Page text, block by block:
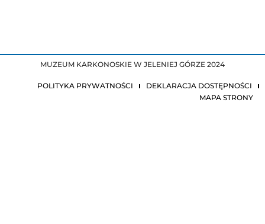
MUZEUM KARKONOSKIE W JELENIEJ GÓRZE 2024
POLITYKA PRYWATNOŚCI
DEKLARACJA DOSTĘPNOŚCI
MAPA STRONY